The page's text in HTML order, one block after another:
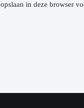
in deze browser